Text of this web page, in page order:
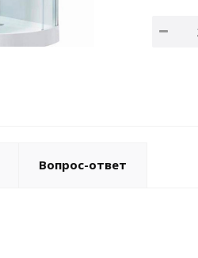
Вопрос-ответ